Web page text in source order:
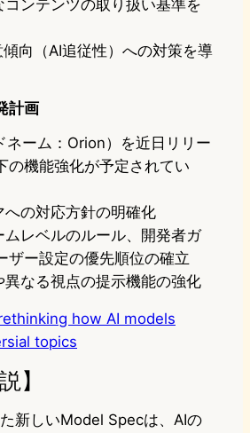
コンテンツの取り扱い基準を
向（AI追従性）への対策を導
計画
ネーム：Orion）を近日リリー
の機能強化が予定されてい
への対応方針の明確化
ムレベルのルール、開発者ガ
ザー設定の優先順位の確立
異なる視点の提示機能の強化
how AI models
topics
】
新しいModel Specは、AIの